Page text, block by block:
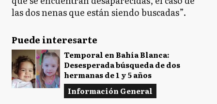
las dos nenas que están siendo buscadas”.
Puede interesarte
Temporal en Bahía Blanca:
Desesperada búsqueda de dos
hermanas de 1 y 5 años
Información General